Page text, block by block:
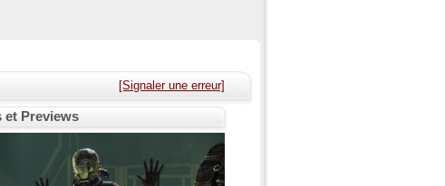
[Signaler une erreur]
et Previews